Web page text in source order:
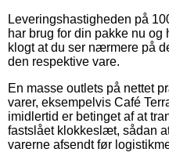
Leveringshastigheden på
har brug for din pakke nu og
klogt at du ser nærmere på
den respektive vare.
En masse outlets på nettet
varer, eksempelvis Café
imidlertid er betinget af at
fastslået klokkeslæt, sådan
varerne afsendt før